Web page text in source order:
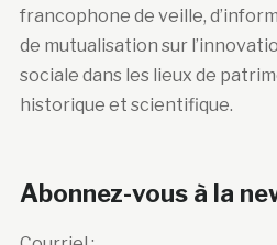
francophone de veille,
de mutualisation sur
sociale dans les lieux de
historique et scientifique.
Abonnez-vous à la